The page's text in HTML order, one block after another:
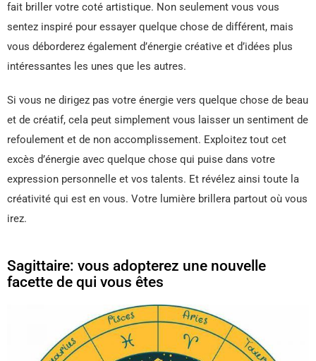
fait briller votre coté artistique. Non seulement vous vous
sentez inspiré pour essayer quelque chose de différent, mais
vous déborderez également d’énergie créative et d’idées plus
intéressantes les unes que les autres.
Si vous ne dirigez pas votre énergie vers quelque chose de beau
et de créatif, cela peut simplement vous laisser un sentiment de
refoulement et de non accomplissement. Exploitez tout cet
excès d’énergie avec quelque chose qui puise dans votre
expression personnelle et vos talents. Et révélez ainsi toute la
créativité qui est en vous. Votre lumière brillera partout où vous
irez.
Sagittaire: vous adopterez une nouvelle
facette de qui vous êtes